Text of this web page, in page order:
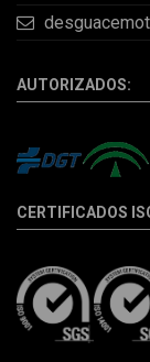
CERTIFICADOS